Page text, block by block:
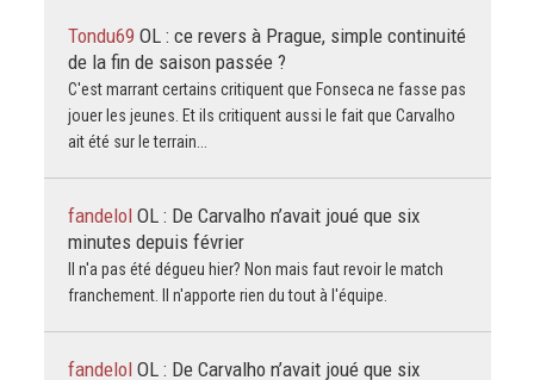
Tondu69 OL : ce revers à Prague, simple continuité
de la fin de saison passée ?
C'est marrant certains critiquent que Fonseca ne fasse pas
jouer les jeunes. Et ils critiquent aussi le fait que Carvalho
ait été sur le terrain...
fandelol OL : De Carvalho n’avait joué que six
minutes depuis février
Il n'a pas été dégueu hier? Non mais faut revoir le match
franchement. Il n'apporte rien du tout à l'équipe.
fandelol OL : De Carvalho n’avait joué que six